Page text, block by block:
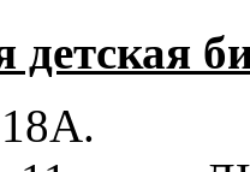
детская